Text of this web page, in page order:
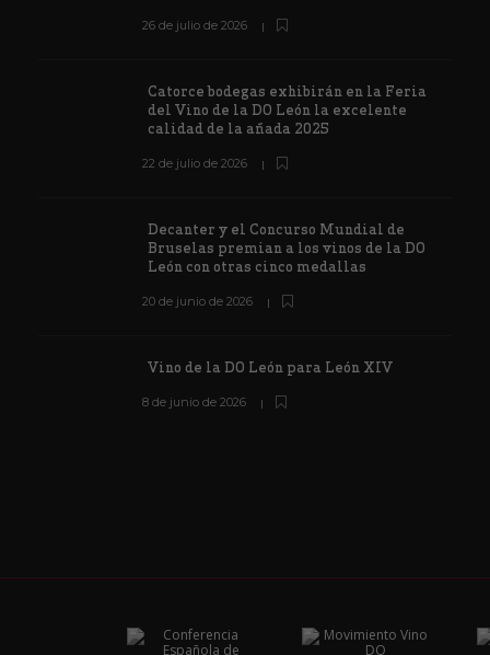
26 de julio de 2026
Catorce bodegas exhibirán en la Feria
del Vino de la DO León la excelente
calidad de la añada 2025
22 de julio de 2026
Decanter y el Concurso Mundial de
Bruselas premian a los vinos de la DO
León con otras cinco medallas
20 de junio de 2026
Vino de la DO León para León XIV
8 de junio de 2026